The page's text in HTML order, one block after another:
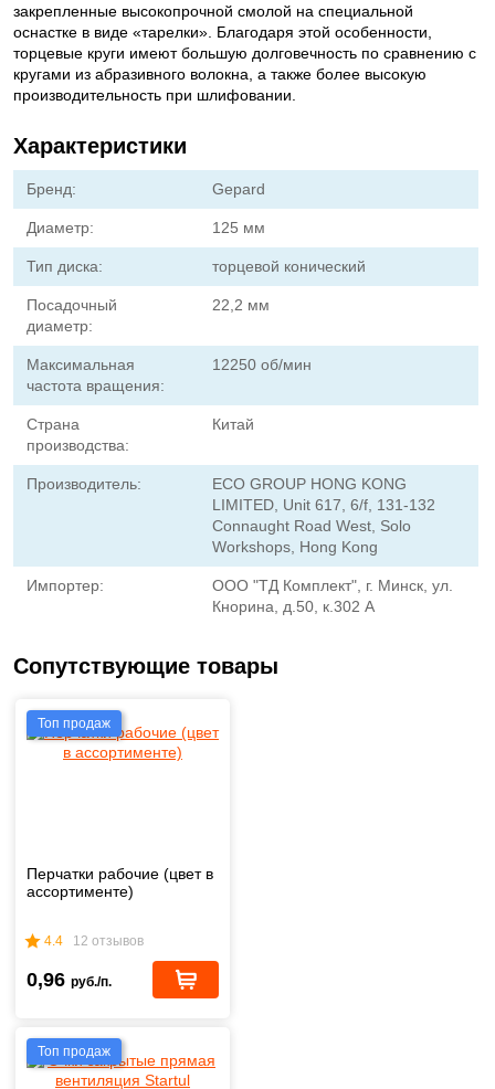
закрепленные высокопрочной смолой на специальной
оснастке в виде «тарелки». Благодаря этой особенности,
торцевые круги имеют большую долговечность по сравнению с
кругами из абразивного волокна, а также более высокую
производительность при шлифовании.
Характеристики
Бренд: Gepard
Диаметр: 125 мм
Тип диска: торцевой конический
Посадочный
диаметр:
22,2 мм
Максимальная
частота вращения:
12250 об/мин
Страна
производства:
Китай
Производитель:
ECO GROUP HONG KONG
LIMITED, Unit 617, 6/f, 131-132
Connaught Road West, Solo
Workshops, Hong Kong
Импортер:
ООО "ТД Комплект", г. Минск, ул.
Кнорина, д.50, к.302 А
Сопутствующие товары
Топ продаж
Перчатки рабочие (цвет в
ассортименте)
4.4 12 отзывов
0,96 руб./п.
Топ продаж